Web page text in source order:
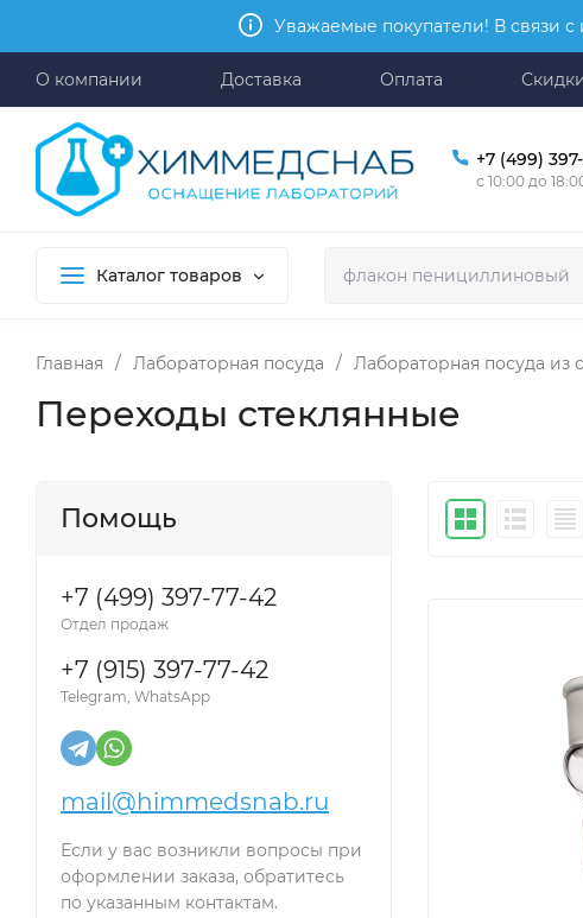
Уважаемые покупатели! В связи
О компании Доставка Оплата
+7 (499)
с 10:00 до
Каталог товаров
Главная / Лабораторная посуда / Лабораторная посуда из
Переходы стеклянные
Помощь
+7 (499) 397-77-42
Отдел продаж
+7 (915) 397-77-42
Telegram, WhatsApp
mail@himmedsnab.ru
Если у вас возникли вопросы при
оформлении заказа, обратитесь
по указанным контактам.